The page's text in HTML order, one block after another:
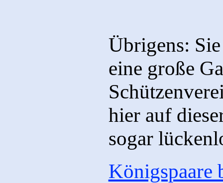
Übrigens:
eine große
hier auf
sogar
Königspaare